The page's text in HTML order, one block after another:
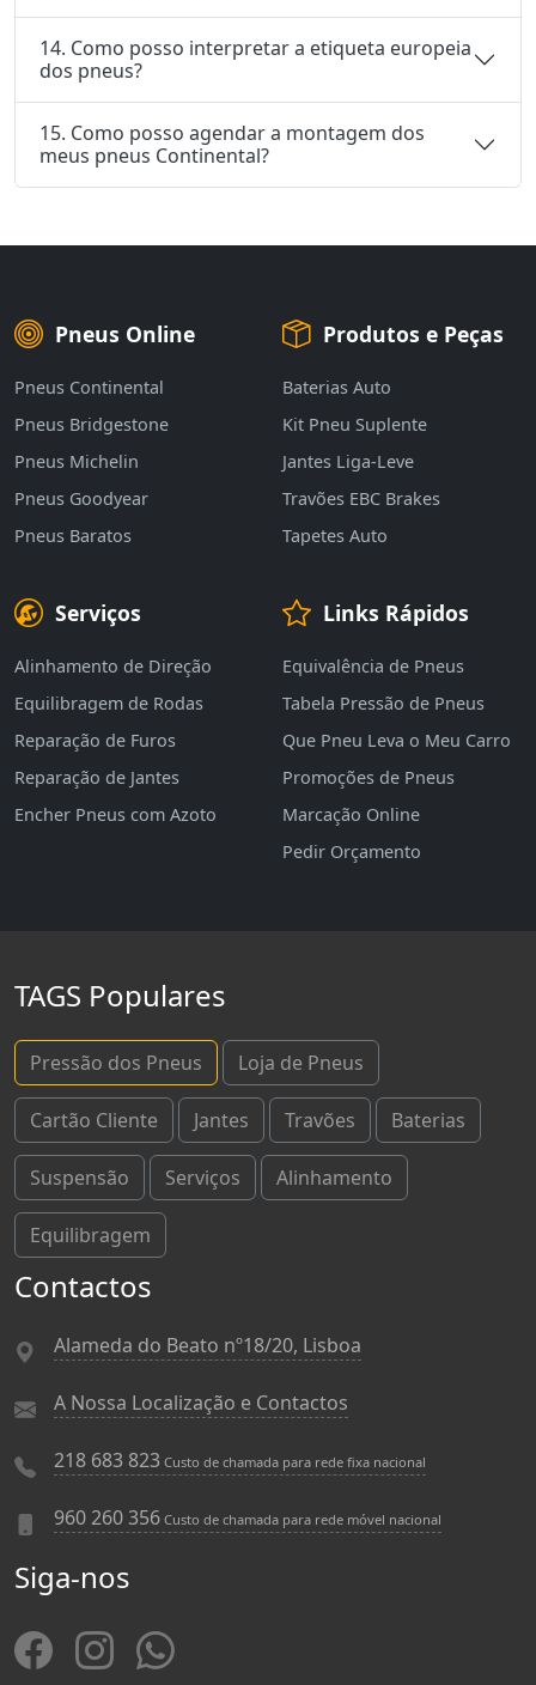
14. Como posso interpretar a etiqueta europeia
dos pneus?
15. Como posso agendar a montagem dos
meus pneus Continental?
Pneus Online
Pneus Continental
Pneus Bridgestone
Pneus Michelin
Pneus Goodyear
Pneus Baratos
Produtos e Peças
Baterias Auto
Kit Pneu Suplente
Jantes Liga-Leve
Travões EBC Brakes
Tapetes Auto
Serviços
Alinhamento de Direção
Equilibragem de Rodas
Reparação de Furos
Reparação de Jantes
Encher Pneus com Azoto
Links Rápidos
Equivalência de Pneus
Tabela Pressão de Pneus
Que Pneu Leva o Meu Carro
Promoções de Pneus
Marcação Online
Pedir Orçamento
TAGS Populares
Pressão dos Pneus Loja de Pneus
Cartão Cliente Jantes Travões Baterias
Suspensão Serviços Alinhamento
Equilibragem
Contactos
Alameda do Beato nº18/20, Lisboa
A Nossa Localização e Contactos
218 683 823 Custo de chamada para rede fixa nacional
960 260 356 Custo de chamada para rede móvel nacional
Siga-nos